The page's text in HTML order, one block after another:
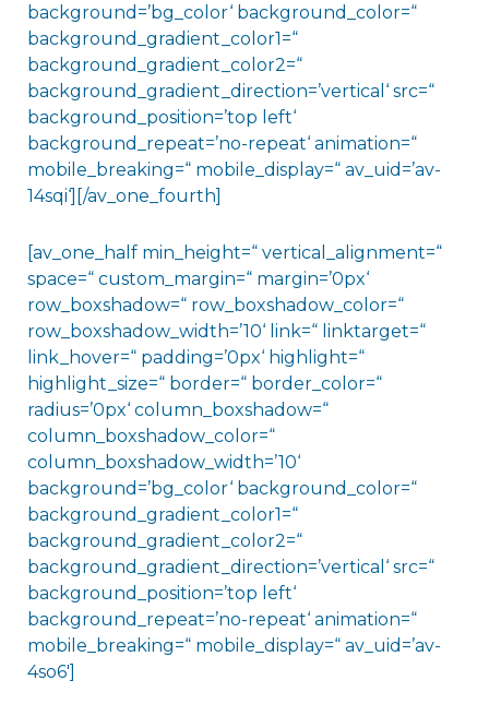
background=’bg_color‘ background_color=“
background_gradient_color1=“
background_gradient_color2=“
background_gradient_direction=’vertical‘ src=“
background_position=’top left‘
background_repeat=’no-repeat‘ animation=“
mobile_breaking=“ mobile_display=“ av_uid=’av-
14sqi‘][/av_one_fourth]
[av_one_half min_height=“ vertical_alignment=“
space=“ custom_margin=“ margin=’0px‘
row_boxshadow=“ row_boxshadow_color=“
row_boxshadow_width=’10‘ link=“ linktarget=“
link_hover=“ padding=’0px‘ highlight=“
highlight_size=“ border=“ border_color=“
radius=’0px‘ column_boxshadow=“
column_boxshadow_color=“
column_boxshadow_width=’10‘
background=’bg_color‘ background_color=“
background_gradient_color1=“
background_gradient_color2=“
background_gradient_direction=’vertical‘ src=“
background_position=’top left‘
background_repeat=’no-repeat‘ animation=“
mobile_breaking=“ mobile_display=“ av_uid=’av-
4so6′]